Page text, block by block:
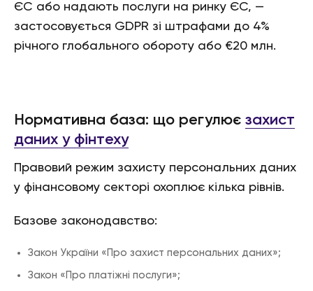
ЄС або надають послуги на ринку ЄС, —
застосовується GDPR зі штрафами до 4%
річного глобального обороту або €20 млн.
Нормативна база: що регулює захист
даних у фінтеху
Правовий режим захисту персональних даних
у фінансовому секторі охоплює кілька рівнів.
Базове законодавство:
Закон України «Про захист персональних даних»;
Закон «Про платіжні послуги»;